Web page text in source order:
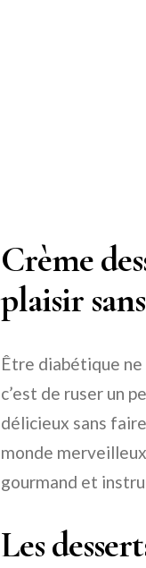
Crème
plaisir
Être diabétique ne
c’est de ruser un
délicieux sans
monde
gourmand et
Les